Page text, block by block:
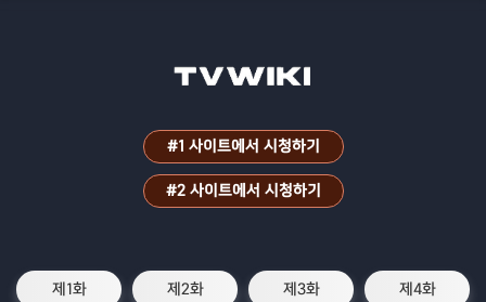
#1 사이트에서 시청하기
#2 사이트에서 시청하기
제1화 제2화 제3화 제4화